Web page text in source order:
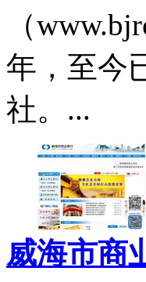
（
年，至今
社。...
威海市商